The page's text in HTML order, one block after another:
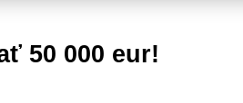
50 000 eur!